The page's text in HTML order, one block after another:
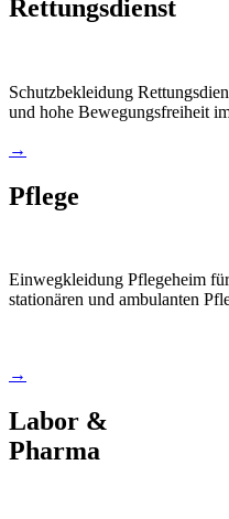
Rettungsdienst
Schutzbekleidung
und hohe Bewegungsfreiheit
→
Pflege
Einwegkleidung Pflegeheim
stationären und ambulanten
→
Labor &
Pharma